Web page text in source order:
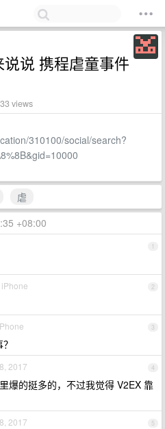
说 携程虐童事件
views
310100/social/search?
虐
+08:00
1
2
3
4
2017
爆的挺多的，不过我觉得 V2EX 靠
5
2017